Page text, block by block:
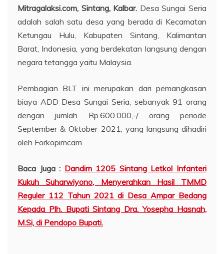
Mitragalaksi.com, Sintang, Kalbar. Desa Sungai Seria
adalah salah satu desa yang berada di Kecamatan
Ketungau Hulu, Kabupaten Sintang, Kalimantan
Barat, Indonesia, yang berdekatan langsung dengan
negara tetangga yaitu Malaysia.
Pembagian BLT ini merupakan dari pemangkasan
biaya ADD Desa Sungai Seria, sebanyak 91 orang
dengan jumlah Rp.600.000,-/ orang periode
September & Oktober 2021, yang langsung dihadiri
oleh Forkopimcam.
Baca Juga : Dandim 1205 Sintang Letkol Infanteri
Kukuh Suharwiyono, Menyerahkan Hasil TMMD
Reguler 112 Tahun 2021 di Desa Ampar Bedang
Kepada Plh. Bupati Sintang Dra. Yosepha Hasnah,
M.Si, di Pendopo Bupati.